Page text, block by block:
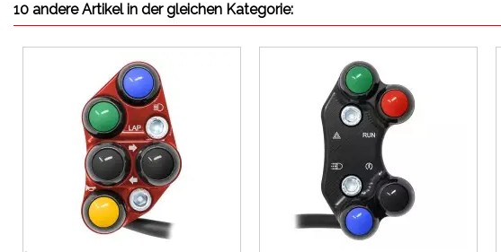
10 andere Artikel in der gleichen Kategorie: